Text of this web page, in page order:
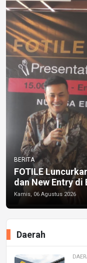
BERITA
FOTILE
dan New Entry di
Kamis, 06 Agustus 2026
Daerah